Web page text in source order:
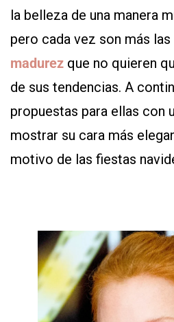
la belleza de una manera
pero cada vez son más las
madurez que no quieren
de sus tendencias. A
propuestas para ellas con
mostrar su cara más
motivo de las fiestas